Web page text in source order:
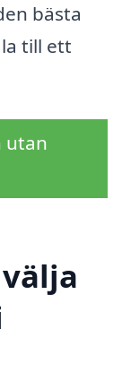
bästa
till ett
utan